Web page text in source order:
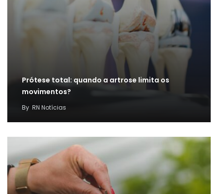
Prótese total: quando a artrose limita os
movimentos?
By RN Notícias